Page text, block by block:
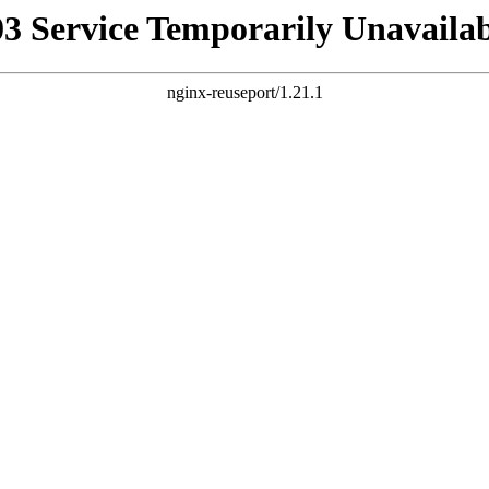
Service Temporarily
nginx-reuseport/1.21.1